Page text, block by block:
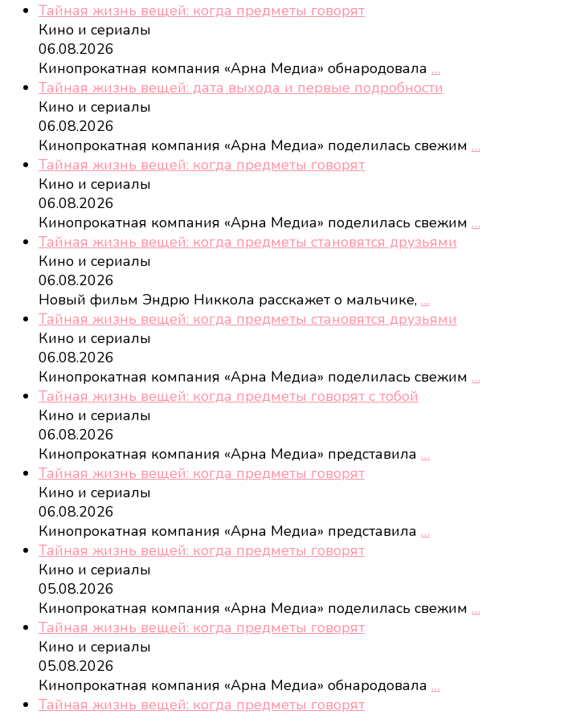
Тайная жизнь вещей: когда предметы говорят
Кино и сериалы
06.08.2026
Кинопрокатная компания «Арна Медиа» обнародовала …
Тайная жизнь вещей: дата выхода и первые подробности
Кино и сериалы
06.08.2026
Кинопрокатная компания «Арна Медиа» поделилась свежим …
Тайная жизнь вещей: когда предметы говорят
Кино и сериалы
06.08.2026
Кинопрокатная компания «Арна Медиа» поделилась свежим …
Тайная жизнь вещей: когда предметы становятся друзьями
Кино и сериалы
06.08.2026
Новый фильм Эндрю Никкола расскажет о мальчике, …
Тайная жизнь вещей: когда предметы становятся друзьями
Кино и сериалы
06.08.2026
Кинопрокатная компания «Арна Медиа» поделилась свежим …
Тайная жизнь вещей: когда предметы говорят с тобой
Кино и сериалы
06.08.2026
Кинопрокатная компания «Арна Медиа» представила …
Тайная жизнь вещей: когда предметы говорят
Кино и сериалы
06.08.2026
Кинопрокатная компания «Арна Медиа» представила …
Тайная жизнь вещей: когда предметы говорят
Кино и сериалы
05.08.2026
Кинопрокатная компания «Арна Медиа» поделилась свежим …
Тайная жизнь вещей: когда предметы говорят
Кино и сериалы
05.08.2026
Кинопрокатная компания «Арна Медиа» обнародовала …
Тайная жизнь вещей: когда предметы говорят